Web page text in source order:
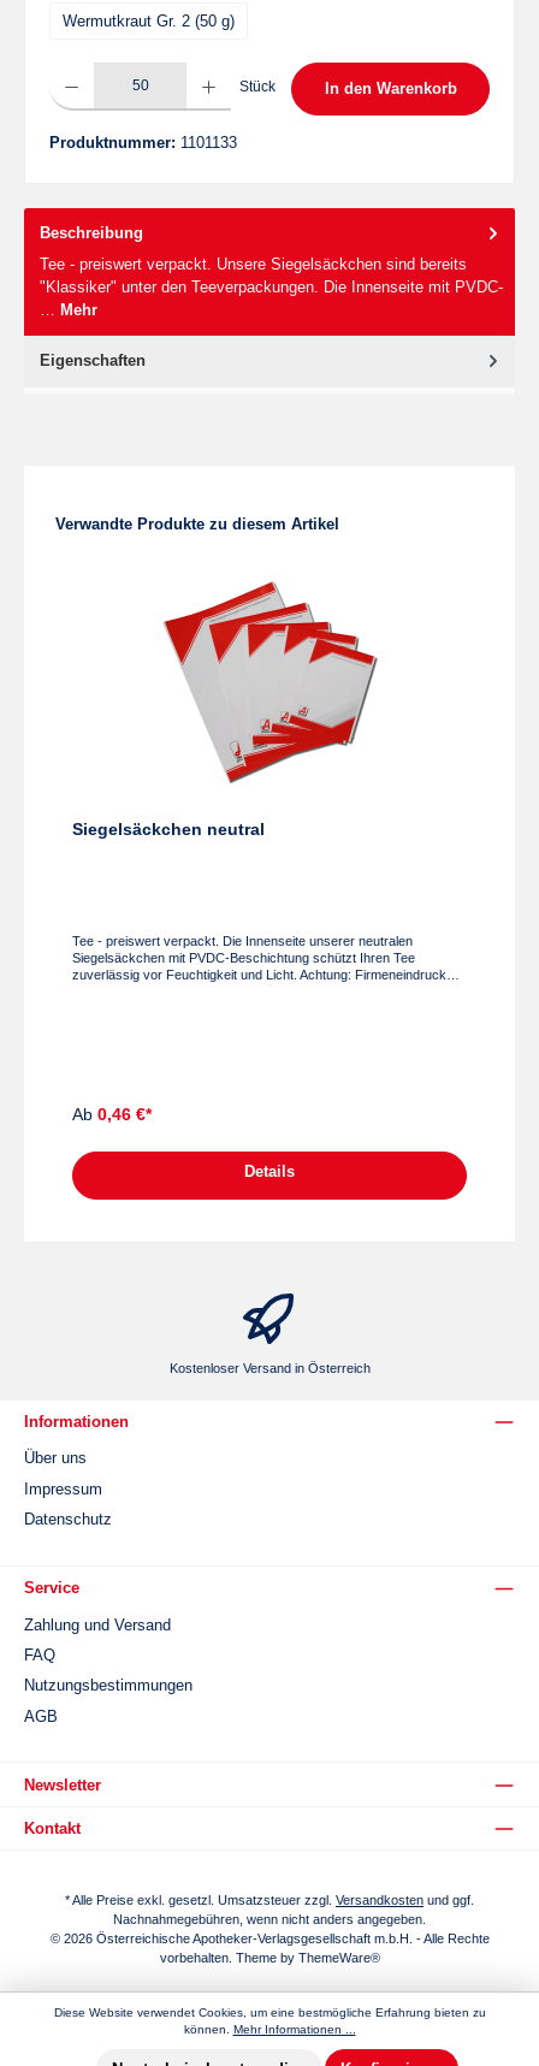
Wermutkraut Gr. 2 (50 g)
Produkt Anzahl: Gib den gewünschten Wert ein oder benutze die Schaltflächen um
Stück In den Warenkorb
Produktnummer: 1101133
Beschreibung
Tee - preiswert verpackt. Unsere Siegelsäckchen sind bereits
"Klassiker" unter den Teeverpackungen. Die Innenseite mit PVDC-
Mehr
Eigenschaften
Produktgalerie überspringen
Verwandte Produkte zu diesem Artikel
Siegelsäckchen neutral
Tee - preiswert verpackt. Die Innenseite unserer neutralen
Siegelsäckchen mit PVDC-Beschichtung schützt Ihren Tee
zuverlässig vor Feuchtigkeit und Licht. Achtung: Firmeneindruck
Ab 0,46 €*
Details
Kostenloser Versand in Österreich
Informationen
Über uns
Impressum
Datenschutz
Service
Zahlung und Versand
FAQ
Nutzungsbestimmungen
AGB
Newsletter
Kontakt
* Alle Preise exkl. gesetzl. Umsatzsteuer zzgl. Versandkosten und ggf.
Nachnahmegebühren, wenn nicht anders angegeben.
© 2026 Österreichische Apotheker-Verlagsgesellschaft m.b.H. - Alle Rechte
vorbehalten. Theme by ThemeWare®
Diese Website verwendet Cookies, um eine bestmögliche Erfahrung bieten zu
können. Mehr Informationen ...